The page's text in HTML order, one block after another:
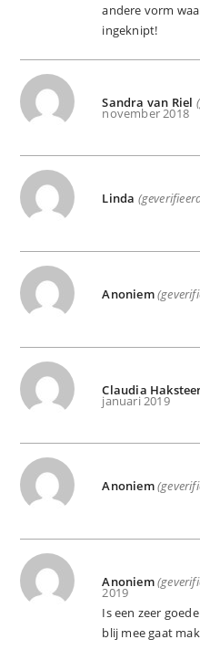
andere vorm
ingeknipt!
Sandra van Riel
november 2018
Linda
Anoniem
Claudia
januari 2019
Anoniem
Anoniem
2019
Is een zeer
blij mee gaat